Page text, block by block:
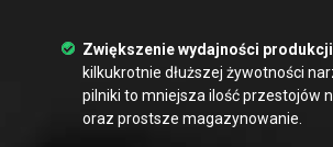
Zwiększenie wydajności produkcji
kilkukrotnie dłuższej żywotności
pilniki to mniejsza ilość przestojów
oraz prostsze magazynowanie.